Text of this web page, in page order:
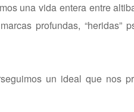
una vida entera entre
profundas, “heridas”
un ideal que nos